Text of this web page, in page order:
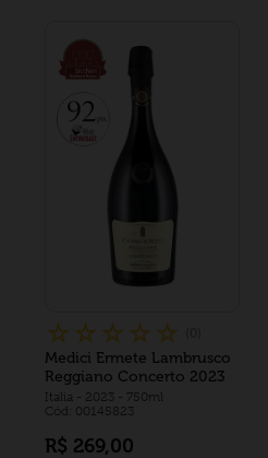
☆ ☆ ☆ ☆ ☆
Medici Ermete Lambrusco
Reggiano Concerto 2023
Italia - 2023 - 750ml
Cód: 00145823
R$ 269,00